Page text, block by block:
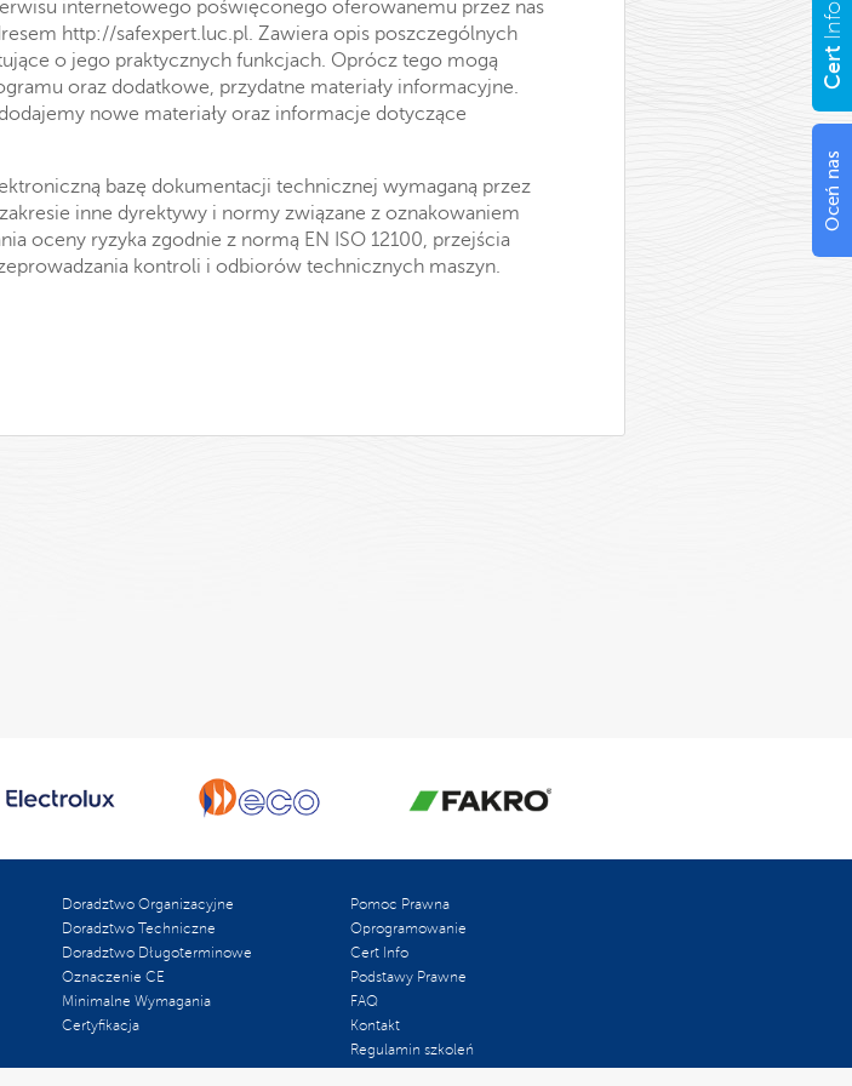
Cert
Info
Oceń nas
internetowego poświęconego oferowanemu przez nas
http://safexpert.luc.pl. Zawiera opis poszczególnych
o jego praktycznych funkcjach. Oprócz tego mogą
oraz dodatkowe, przydatne materiały informacyjne.
nowe materiały oraz informacje dotyczące
bazę dokumentacji technicznej wymaganą przez
inne dyrektywy i normy związane z oznakowaniem
oceny ryzyka zgodnie z normą EN ISO 12100, przejścia
kontroli i odbiorów technicznych maszyn.
Doradztwo Organizacyjne
Doradztwo Techniczne
Doradztwo Długoterminowe
Oznaczenie CE
Minimalne Wymagania
Certyfikacja
Pomoc Prawna
Oprogramowanie
Cert Info
Podstawy Prawne
FAQ
Kontakt
Regulamin szkoleń